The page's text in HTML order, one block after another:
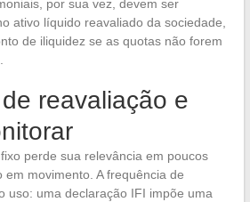
por sua vez, devem ser
ativo líquido reavaliado da sociedade,
de iliquidez se as quotas não forem
reavaliação e
perde sua relevância em poucos
movimento. A frequência de
uso: uma declaração IFI impõe uma